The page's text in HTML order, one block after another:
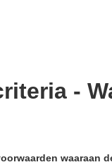
-
waaraan